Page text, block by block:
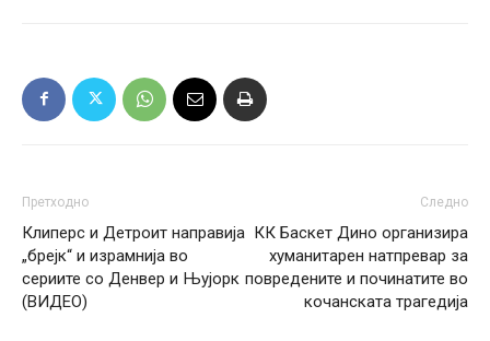
Претходно
Клиперс и Детроит направија
„брејк“ и израмнија во
сериите со Денвер и Њујорк
(ВИДЕО)
Следно
КК Баскет Дино организира
хуманитарен натпревар за
повредените и починатите во
кочанската трагедија